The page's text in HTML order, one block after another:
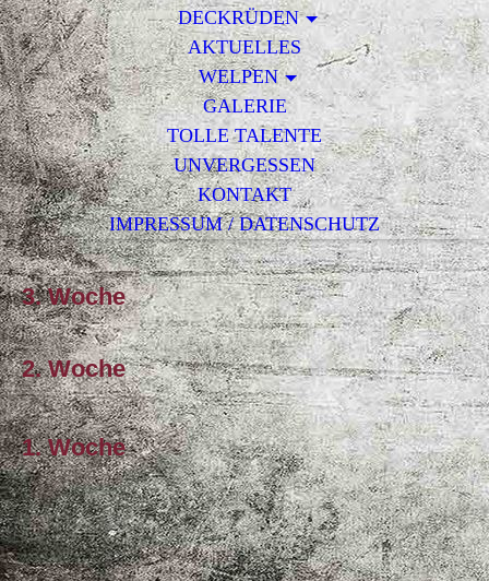
DECKRÜDEN
AKTUELLES
WELPEN
GALERIE
TOLLE TALENTE
UNVERGESSEN
KONTAKT
IMPRESSUM / DATENSCHUTZ
3. Woche
2. Woche
1. Woche